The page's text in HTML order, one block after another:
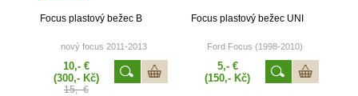
Focus plastový bežec B
nový focus 2011-2013
10,- €
(300,- Kč)
15,- €
Focus plastový bežec UNI
Ford Focus (1998-2010)
5,- €
(150,- Kč)